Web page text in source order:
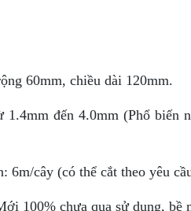
60mm, chiều dài 120mm.
đến 4.0mm (Phổ biến
6m/cây (có thể cắt theo yêu
100% chưa qua sử dụng, bề